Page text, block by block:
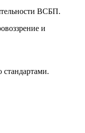
ВСБП.
и
стандартами.